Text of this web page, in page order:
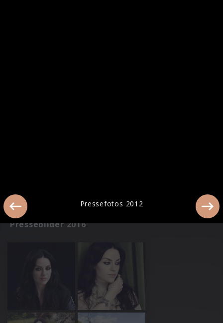
Pressebilder 2016
Pressefotos 2012